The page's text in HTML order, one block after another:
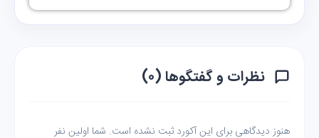
نظرات و گفتگوها (۰)
هنوز دیدگاهی برای این آکورد ثبت نشده است. شما اولین نفر